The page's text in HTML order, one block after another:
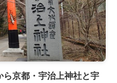
京都・宇治上神社と宇